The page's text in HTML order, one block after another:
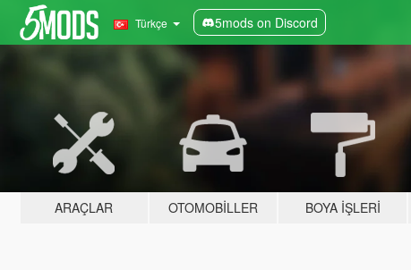
Türkçe 5mods on Discord
ARAÇLAR OTOMOBILLER BOYA İŞLERI